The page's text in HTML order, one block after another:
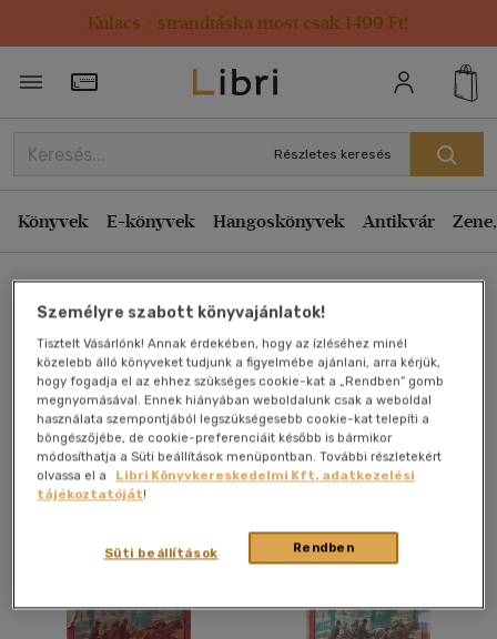
Kulacs / strandtáska most csak 1499 Ft!
Törzsvásárlói Kártya adatai
Részletes keresés
Könyvek E-könyvek Hangoskönyvek Antikvár
A Szabad szó Családi
Naptára az 1947. évre
Antikvár könyv (2db)
Személyre szabott könyvajánlatok!
Tisztelt Vásárlónk! Annak érdekében, hogy az ízléséhez minél
közelebb álló könyveket tudjunk a figyelmébe ajánlani, arra kérjük,
hogy fogadja el az ehhez szükséges cookie-kat a „Rendben” gomb
megnyomásával. Ennek hiányában weboldalunk csak a weboldal
használata szempontjából legszükségesebb cookie-kat telepíti a
böngészőjébe, de cookie-preferenciáit később is bármikor
módosíthatja a Süti beállítások menüpontban. További részletekért
olvassa el a
Libri Könyvkereskedelmi Kft. adatkezelési
tájékoztatóját!
Rendben
Süti beállítások